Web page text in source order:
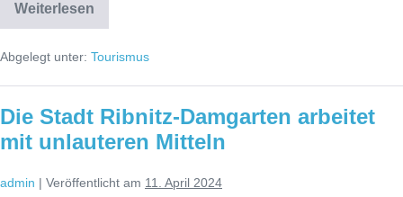
Weiterlesen
Wir
sind
–
in
OZ
23.4.24
Abgelegt unter: Tourismus
Die Stadt Ribnitz-Damgarten arbeitet
mit unlauteren Mitteln
admin | Veröffentlicht am 11. April 2024